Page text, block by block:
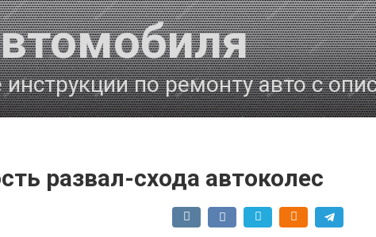
по ремонту авто с
развал-схода автоколес